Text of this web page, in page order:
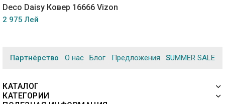
Deco Daisy Ковер 16666 Vizon
2 975 Лей
Партнёрство О нас Блог Предложения SUMMER SALE
КАТАЛОГ
КАТЕГОРИИ